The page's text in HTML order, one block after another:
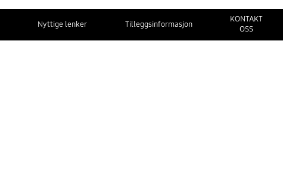
Nyttige lenker Tilleggsinformasjon
KONTAKT
OSS